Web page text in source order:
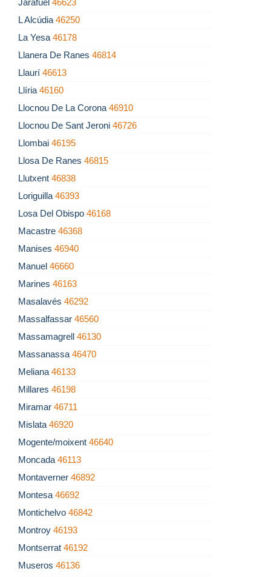
Jarafuel 46623
L Alcúdia 46250
La Yesa 46178
Llanera De Ranes 46814
Llaurí 46613
Llíria 46160
Llocnou De La Corona 46910
Llocnou De Sant Jeroni 46726
Llombai 46195
Llosa De Ranes 46815
Llutxent 46838
Loriguilla 46393
Losa Del Obispo 46168
Macastre 46368
Manises 46940
Manuel 46660
Marines 46163
Masalavés 46292
Massalfassar 46560
Massamagrell 46130
Massanassa 46470
Meliana 46133
Millares 46198
Miramar 46711
Mislata 46920
Mogente/moixent 46640
Moncada 46113
Montaverner 46892
Montesa 46692
Montichelvo 46842
Montroy 46193
Montserrat 46192
Museros 46136